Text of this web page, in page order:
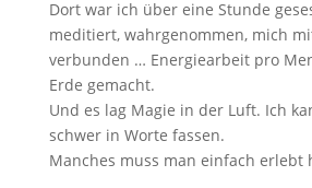
Dort war ich über eine Stunde
meditiert, wahrgenommen, mich
verbunden … Energiearbeit pro
Erde gemacht.
Und es lag Magie in der Luft. Ich
schwer in Worte fassen.
Manches muss man einfach erlebt